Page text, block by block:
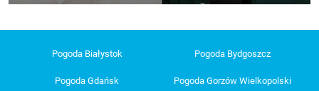
Pogoda Białystok Pogoda Bydgoszcz
Pogoda Gdańsk
Pogoda Gorzów Wielkopolski